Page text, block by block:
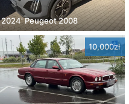
2024' Peugeot 2008
10,000zł